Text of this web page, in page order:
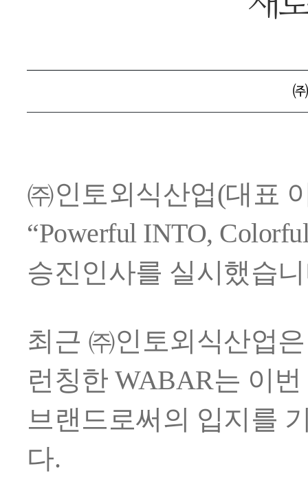
㈜인토외식산업(대표
“Powerful INTO,
승진인사를 실시했습
최근 ㈜인토외식산업
런칭한 WABAR는 이
브랜드로써의 입지를
다.